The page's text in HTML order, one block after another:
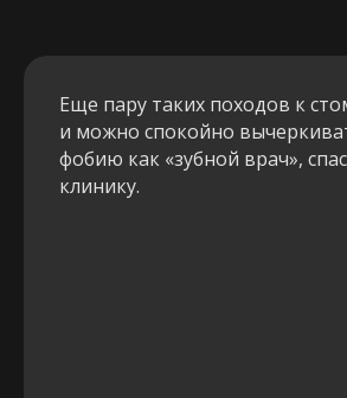
Еще пару таких походов к
и можно спокойно
фобию как «зубной врач»,
клинику.